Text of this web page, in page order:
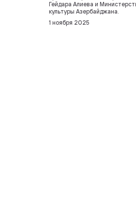
Гейдара Алиева и
культуры Азербайджана.
1 ноября 2025